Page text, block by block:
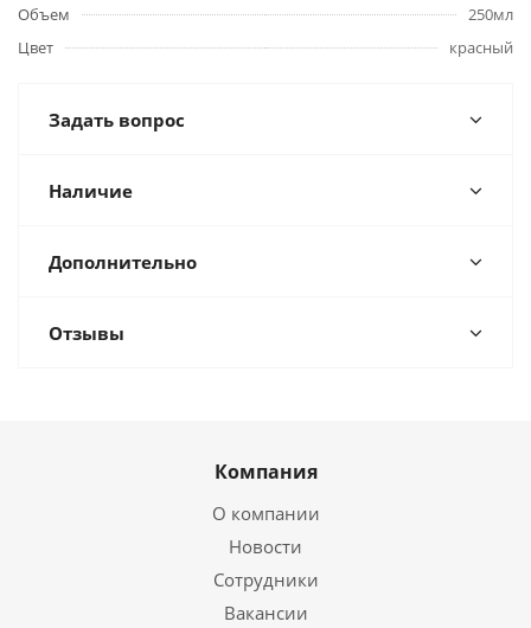
Объем
250мл
Цвет
красный
Задать вопрос
Наличие
Дополнительно
Отзывы
Компания
О компании
Новости
Сотрудники
Вакансии